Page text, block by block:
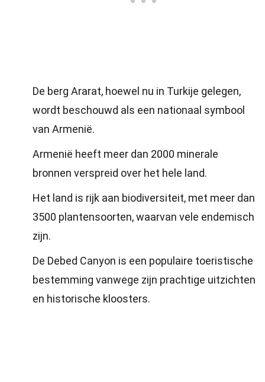
De berg Ararat, hoewel nu in Turkije gelegen,
wordt beschouwd als een nationaal symbool
van Armenië.
Armenië heeft meer dan 2000 minerale
bronnen verspreid over het hele land.
Het land is rijk aan biodiversiteit, met meer dan
3500 plantensoorten, waarvan vele endemisch
zijn.
De Debed Canyon is een populaire toeristische
bestemming vanwege zijn prachtige uitzichten
en historische kloosters.